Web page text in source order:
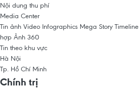
Nội dung thu phí
Media Center
Tin ảnh Video Infographics Mega Story Timeline
hợp Ảnh 360
Tin theo khu vực
Hà Nội
Tp. Hồ Chí Minh
Chính trị